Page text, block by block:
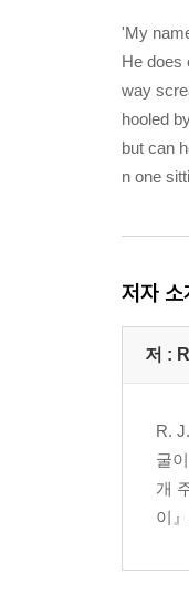
'My
He does
way
hooled
but can
n one
저자 소
저 :
R.
굴
개
이